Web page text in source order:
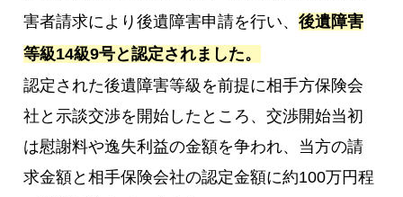
害者請求により後遺障害申請を行い、後遺障害
等級14級9号と認定されました。
認定された後遺障害等級を前提に相手方保険会
社と示談交渉を開始したところ、交渉開始当初
は慰謝料や逸失利益の金額を争われ、当方の請
求金額と相手保険会社の認定金額に約100万円程